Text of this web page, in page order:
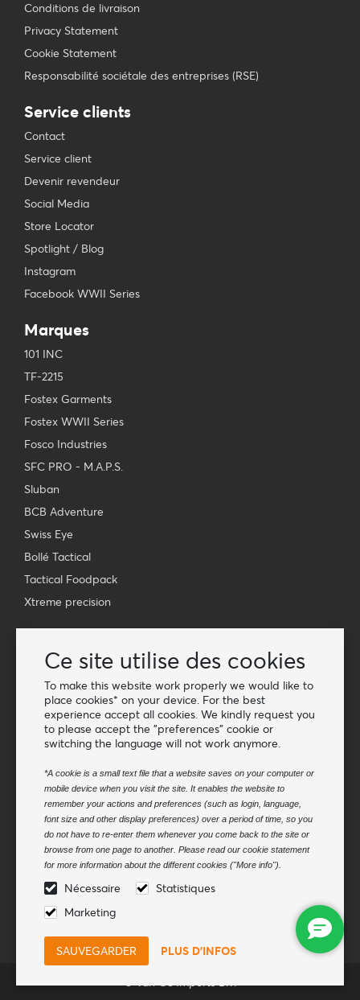
Ce site utilise des cookies
To make this website work properly we would like to
place cookies* on your device. For the best
experience accept all cookies. We kindly request you
to please accept the "preferences" cookie or
switching the language will not work anymore.
*A cookie is a small text file that a website saves on your computer or
mobile device when you visit the site. It enables the website to
remember your actions and preferences (such as login, language,
font size and other display preferences) over a period of time, so you
do not have to re-enter them whenever you come back to the site or
browse from one page to another. Please read our cookie statement
for more information about the different cookies ("More info").
Nécessaire
Statistiques
Marketing
PLUS D'INFOS
Conditions de livraison
Privacy Statement
Cookie Statement
Responsabilité sociétale des entreprises (RSE)
Service clients
Contact
Service client
Devenir revendeur
Social Media
Store Locator
Spotlight / Blog
Instagram
Facebook WWII Series
Marques
101 INC
TF-2215
Fostex Garments
Fostex WWII Series
Fosco Industries
SFC PRO - M.A.P.S.
Sluban
BCB Adventure
Swiss Eye
Bollé Tactical
Tactical Foodpack
Xtreme precision
De Gros Van Os Imports B.V.
E-mail: info@vanosimports.nl
Téléphone: + 31 348 451 219
WhatsApp us!
Trouvez nos revendeurs
Bulletin
Abonnez-vous à notre liste de diffusion
Souscrire
Suivez-nous
© Van Os Imports B.V.